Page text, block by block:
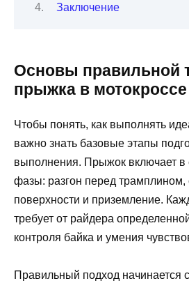
Заключение
Основы правильной
прыжка в мотокроссе
Чтобы понять, как выполнять
важно знать базовые этапы
выполнения. Прыжок включает в
фазы: разгон перед трамплином,
поверхности и приземление.
требует от райдера
контроля байка и умения
Правильный подход начинается